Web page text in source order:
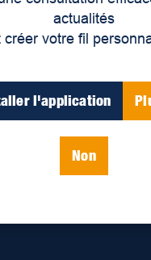
actualités
créer votre fil
l'application
Non